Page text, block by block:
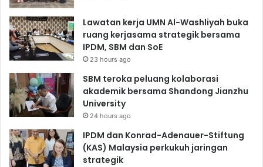
Lawatan kerja UMN Al-Washliyah buka
ruang kerjasama strategik bersama
IPDM, SBM dan SoE
23 hours ago
SBM teroka peluang kolaborasi
akademik bersama Shandong Jianzhu
University
24 hours ago
IPDM dan Konrad-Adenauer-Stiftung
(KAS) Malaysia perkukuh jaringan
strategik